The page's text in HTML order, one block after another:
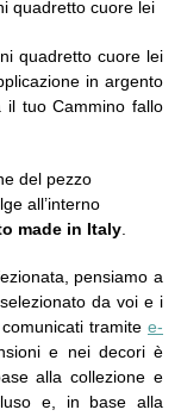
quadretto cuore lei
quadretto cuore lei
in argento
il tuo Cammino fallo
del pezzo
all’interno
made in Italy
pensiamo a
da voi e i
tramite e-
e nei decori è
alla collezione e
e, in base alla